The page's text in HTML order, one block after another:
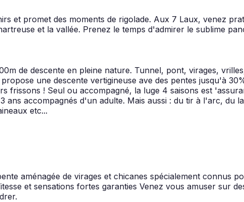
et promet des moments de rigolade. Aux 7 Laux, venez
et la vallée. Prenez le temps d'admirer le sublime
de descente en pleine nature. Tunnel, pont, virages,
une descente vertigineuse ave des pentes jusqu'à
frissons ! Seul ou accompagné, la luge 4 saisons est
accompagnés d'un adulte. Mais aussi : du tir à l'arc, du
etc...
aménagée de virages et chicanes spécialement connus
et sensations fortes garanties Venez vous amuser sur